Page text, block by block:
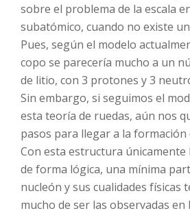
sobre el problema de la escala
subatómico, cuando no existe
Pues, según el modelo
copo se parecería mucho a un
de litio, con 3 protones y 3
Sin embargo, si seguimos el
esta teoría de ruedas, aún nos
pasos para llegar a la formación
Con esta estructura
de forma lógica, una mínima
nucleón y sus cualidades físicas
mucho de ser las observadas en